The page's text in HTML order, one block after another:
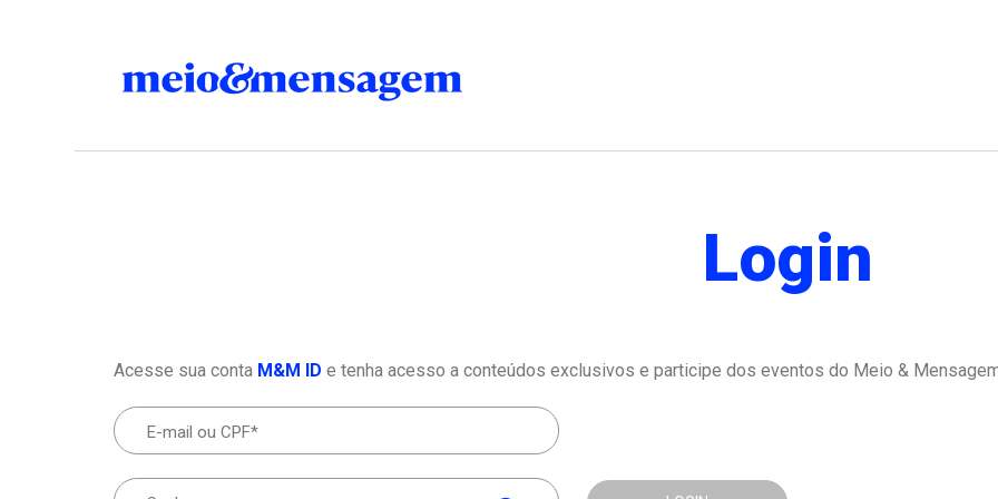
Login
Acesse sua conta M&M ID e tenha acesso a conteúdos exclusivos e participe dos eventos do Meio &